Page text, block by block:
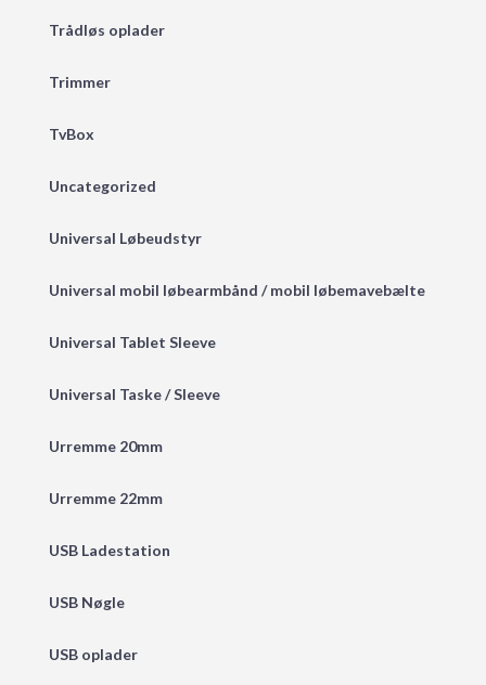
Trådløs oplader
Trimmer
TvBox
Uncategorized
Universal Løbeudstyr
Universal mobil løbearmbånd / mobil løbemavebælte
Universal Tablet Sleeve
Universal Taske / Sleeve
Urremme 20mm
Urremme 22mm
USB Ladestation
USB Nøgle
USB oplader